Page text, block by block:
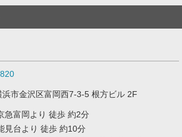
浜市金沢区富岡西7-3-5 根方ビル 2F
急富岡より 徒歩 約2分
見台より 徒歩 約10分